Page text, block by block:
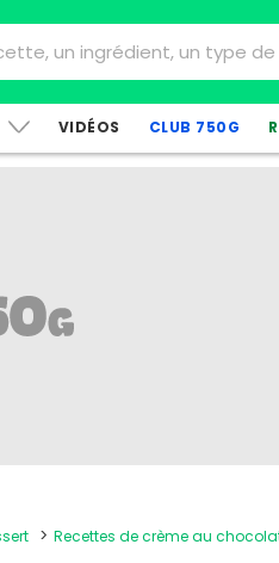
VIDÉOS CLUB 750G
Recettes de crème au